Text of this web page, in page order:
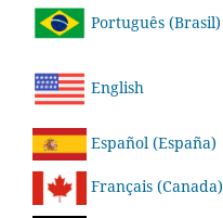
Português (Brasil)
English
Español (España)
Français (Canada)